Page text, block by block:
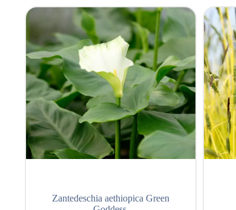
Zantedeschia aethiopica Green